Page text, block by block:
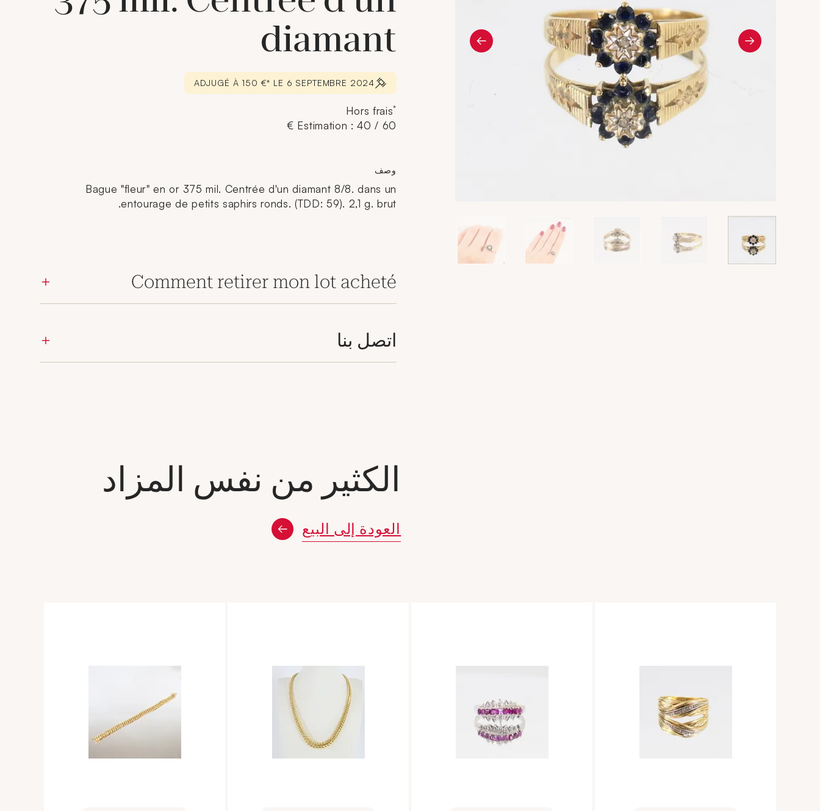
diamant
ADJUGÉ À 150 €* LE 6 SEPTEMBRE 2024
*
Hors frais
Estimation : 40 / 60 €
وصف
Bague "fleur" en or 375 mil. Centrée d'un diamant 8/8. dans un
entourage de petits saphirs ronds. (TDD: 59). 2,1 g. brut.
Comment retirer mon lot acheté
اتصل بنا
الكثير من نفس المزاد
العودة إلى البيع